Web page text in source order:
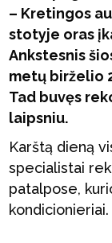
– Kretingos
stotyje oras
Ankstesnis
metų birželio
Tad buvęs
laipsniu.
Karštą dieną
specialistai
patalpose,
kondicionieriai.